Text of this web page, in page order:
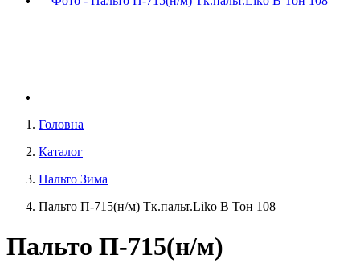
Головна
Каталог
Пальто Зима
Пальто П-715(н/м) Тк.пальт.Liko В Тон 108
Пальто П-715(н/м)